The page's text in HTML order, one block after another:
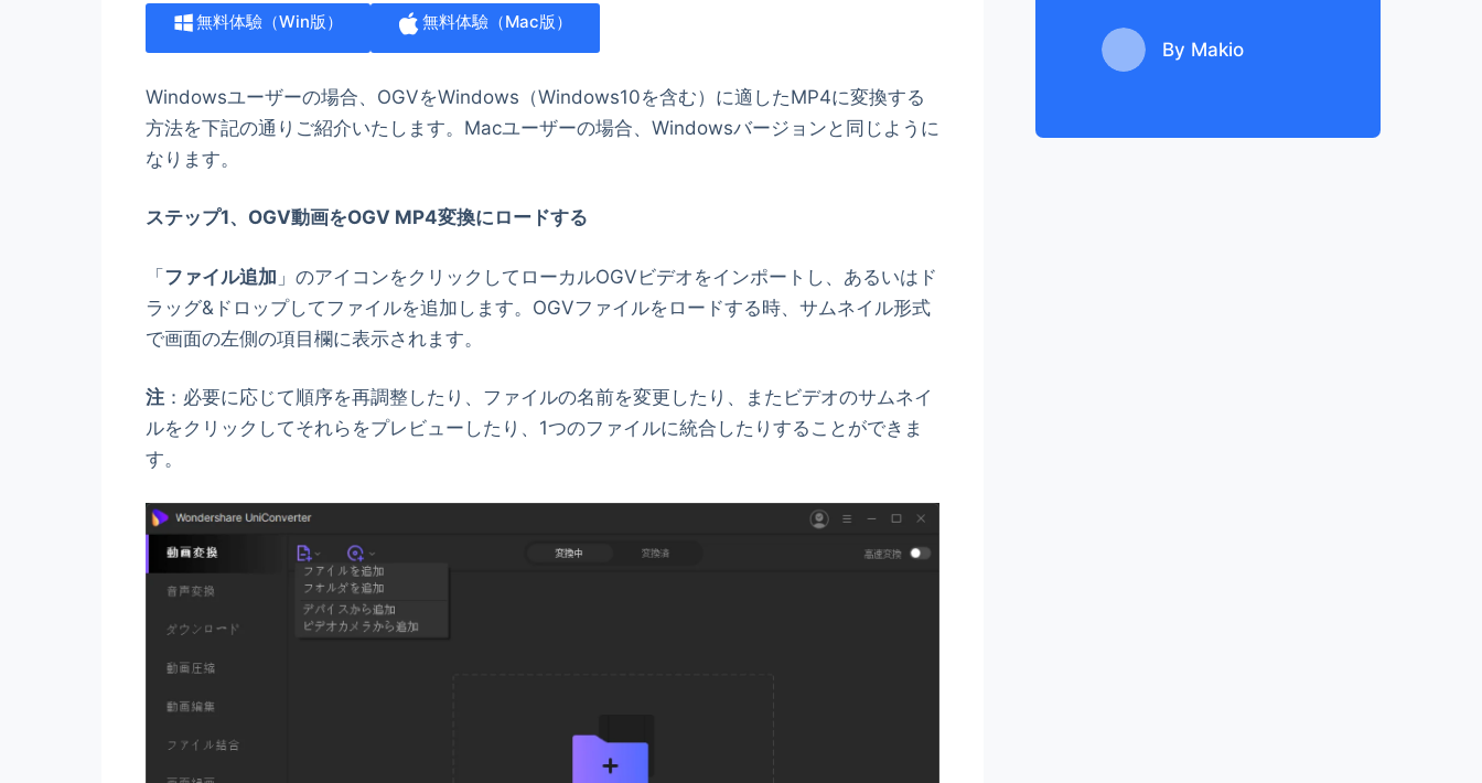
無料体驗（Win版） 無料体驗（Mac版）
Windowsユーザーの場合、OGVをWindows（Windows10を含む）に適したMP4に変換する
方法を下記の通りご紹介いたします。Macユーザーの場合、Windowsバージョンと同じように
なります。
ステップ1、 OGV動画をOGV MP4変換にロードする
「ファイル追加 」のアイコンをクリックしてローカルOGVビデオをインポートし、あるいはド
ラッグ&ドロップしてファイルを追加します。OGVファイルをロードする時、サムネイル形式
で画面の左側の項目欄に表示されます。
注 ：必要に応じて順序を再調整したり、ファイルの名前を変更したり、またビデオのサムネイ
ルをクリックしてそれらをプレビューしたり、1つのファイルに統合したりすることができま
す。
By Makio